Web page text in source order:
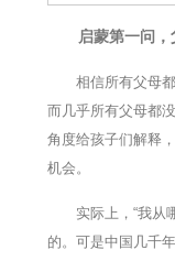
启蒙第一问
相信所有父母
而几乎所有父母都
角度给孩子们解释
机会。
实际上，“我从
的。可是中国几千